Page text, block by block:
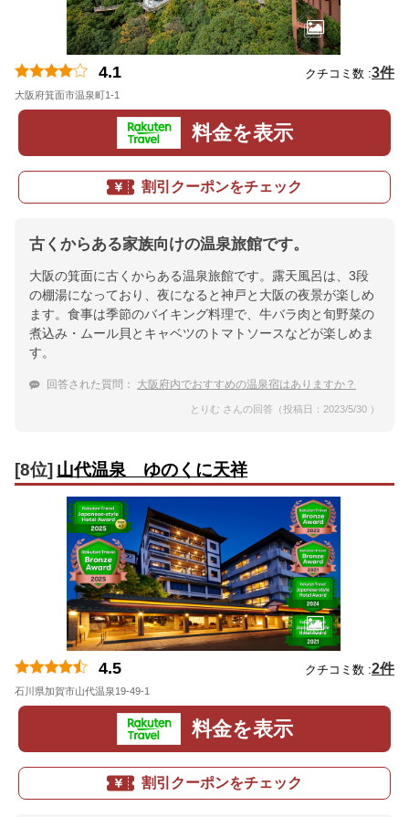
4.1 クチコミ数 :3件
大阪府箕面市温泉町1-1
料金を表示
割引クーポンをチェック
古くからある家族向けの温泉旅館です。
大阪の箕面に古くからある温泉旅館です。露天風呂は、3段
の棚湯になっており、夜になると神戸と大阪の夜景が楽しめ
ます。食事は季節のバイキング料理で、牛バラ肉と旬野菜の
煮込み・ムール貝とキャベツのトマトソースなどが楽しめま
す。
回答された質問： 大阪府内でおすすめの温泉宿はありますか？
とりむ さんの回答（投稿日：2023/5/30 ）
[8位] 山代温泉 ゆのくに天祥
4.5 クチコミ数 :2件
石川県加賀市山代温泉19-49-1
料金を表示
割引クーポンをチェック